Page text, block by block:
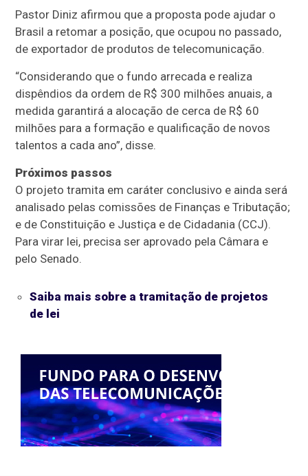
Pastor Diniz afirmou que a proposta pode ajudar o
Brasil a retomar a posição, que ocupou no passado,
de exportador de produtos de telecomunicação.
“Considerando que o fundo arrecada e realiza
dispêndios da ordem de R$ 300 milhões anuais, a
medida garantirá a alocação de cerca de R$ 60
milhões para a formação e qualificação de novos
talentos a cada ano”, disse.
Próximos passos
O projeto tramita em caráter conclusivo e ainda será
analisado pelas comissões de Finanças e Tributação;
e de Constituição e Justiça e de Cidadania (CCJ).
Para virar lei, precisa ser aprovado pela Câmara e
pelo Senado.
Saiba mais sobre a tramitação de projetos
de lei